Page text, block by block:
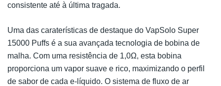
consistente até à última tragada.
Uma das caraterísticas de destaque do VapSolo Super
15000 Puffs é a sua avançada tecnologia de bobina de
malha. Com uma resistência de 1,0Ω, esta bobina
proporciona um vapor suave e rico, maximizando o perfil
de sabor de cada e-líquido. O sistema de fluxo de ar